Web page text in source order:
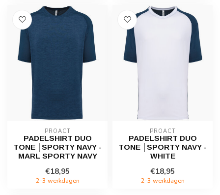
PROACT
PADELSHIRT DUO
TONE │SPORTY NAVY -
MARL SPORTY NAVY
€18,95
2-3 werkdagen
PROACT
PADELSHIRT DUO
TONE │SPORTY NAVY -
WHITE
€18,95
2-3 werkdagen